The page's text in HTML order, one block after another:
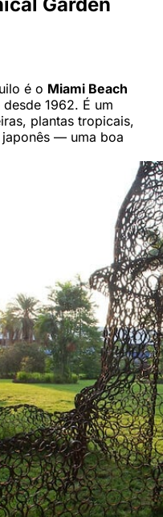
Garden
é o Miami Beach
1962. É um
plantas tropicais,
— uma boa